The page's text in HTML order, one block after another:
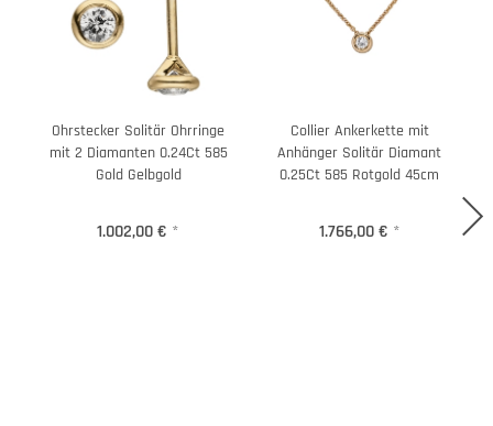
Ohrstecker Solitär Ohrringe
mit 2 Diamanten 0.24Ct 585
Gold Gelbgold
1.002,00 € *
Collier Ankerkette mit
Anhänger Solitär Diamant
0.25Ct 585 Rotgold 45cm
1.766,00 € *